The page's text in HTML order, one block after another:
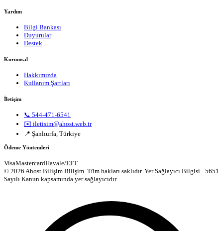
Yardım
Bilgi Bankası
Duyurular
Destek
Kurumsal
Hakkımızda
Kullanım Şartları
İletişim
📞 544-471-6541
✉️ iletisim@ahost.web.tr
📍 Şanlıurfa, Türkiye
Ödeme Yöntemleri
VisaMastercardHavale/EFT
© 2026 Ahost Bilişim Bilişim. Tüm hakları saklıdır. Yer Sağlayıcı Bilgisi · 5651
Sayılı Kanun kapsamında yer sağlayıcıdır.